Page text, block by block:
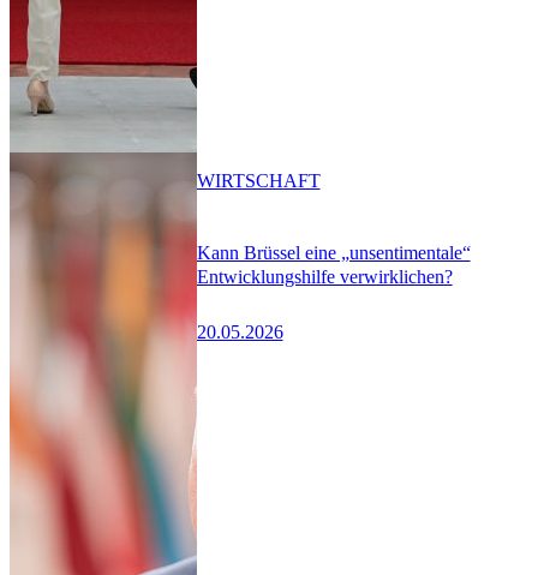
Kann Brüssel eine „unsentimentale“
Entwicklungshilfe verwirklichen?
20.05.2026
WIRTSCHAFT